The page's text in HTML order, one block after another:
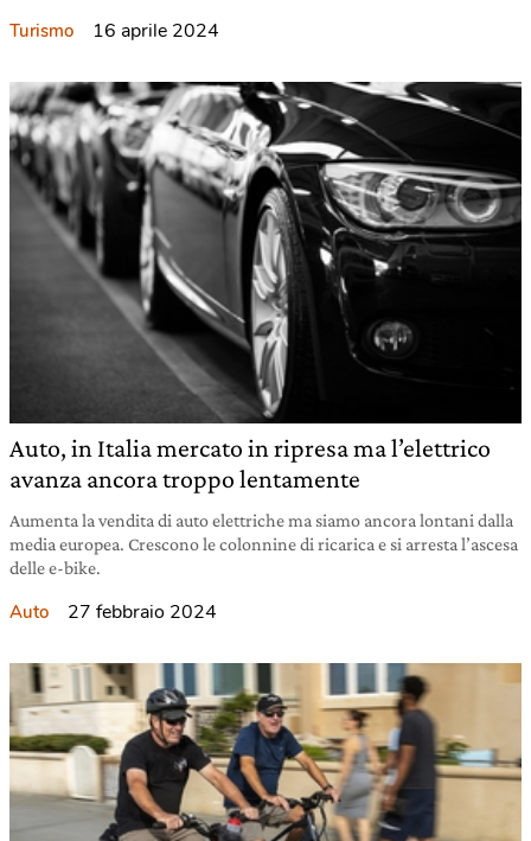
Turismo 16 aprile 2024
Auto, in Italia mercato in ripresa ma l’elettrico
avanza ancora troppo lentamente
Aumenta la vendita di auto elettriche ma siamo ancora lontani dalla
media europea. Crescono le colonnine di ricarica e si arresta l’ascesa
delle e-bike.
Auto 27 febbraio 2024